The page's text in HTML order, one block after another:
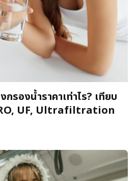
กรองน้ำราคาเท่าไร? เทียบ
RO, UF, Ultrafiltration